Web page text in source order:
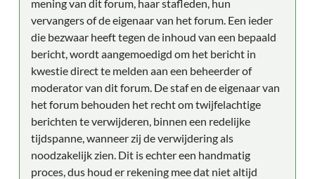
mening van dit forum, haar stafleden, hun
vervangers of de eigenaar van het forum. Een ieder
die bezwaar heeft tegen de inhoud van een bepaald
bericht, wordt aangemoedigd om het bericht in
kwestie direct te melden aan een beheerder of
moderator van dit forum. De staf en de eigenaar van
het forum behouden het recht om twijfelachtige
berichten te verwijderen, binnen een redelijke
tijdspanne, wanneer zij de verwijdering als
noodzakelijk zien. Dit is echter een handmatig
proces, dus houd er rekening mee dat niet altijd